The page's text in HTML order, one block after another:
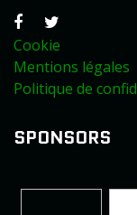
Cookie
Mentions légales
Politique de
SPONSORS